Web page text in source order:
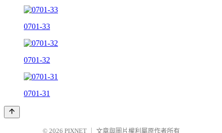
0701-33
0701-32
0701-31
© 2026 PIXNET 文章與圖片權利屬原作者所有